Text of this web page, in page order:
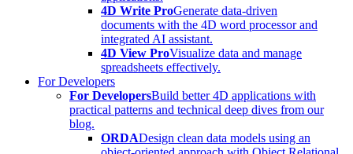
4D Write ProGenerate data-driven
documents with the 4D word processor and
integrated AI assistant.
4D View ProVisualize data and manage
spreadsheets effectively.
For Developers
For DevelopersBuild better 4D applications with
practical patterns and technical deep dives from our
blog.
ORDADesign clean data models using an